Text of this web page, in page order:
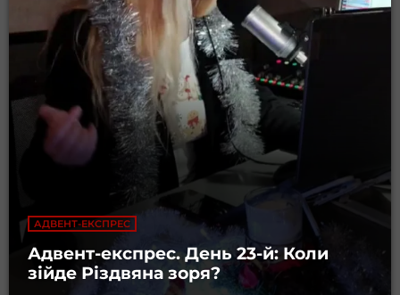
АДВЕНТ-ЕКСПРЕС
Адвент-експрес. День 23-й: Коли
зійде Різдвяна зоря?